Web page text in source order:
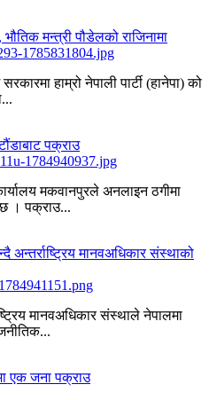
मन्त्री पौडेलको राजिनामा
हाम्रो नेपाली पार्टी (हानेपा) को
पक्राउ
मकवानपुरले अनलाइन ठगीमा
। पक्राउ...
अन्तर्राष्ट्रिय मानवअधिकार संस्थाको
मानवअधिकार संस्थाले नेपालमा
एक जना पक्राउ